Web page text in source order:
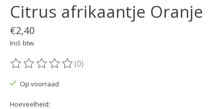
Citrus afrikaantje Oranje
€2,40
Incl. btw
De beoordeling van dit product is
(0)
Op voorraad
Hoeveelheid: